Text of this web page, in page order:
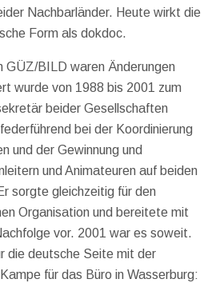
Nachbarländer. Heute wirkt die
Form als dokdoc.
GÜZ/BILD waren Änderungen
wurde von 1988 bis 2001 zum
beider Gesellschaften
bei der Koordinierung
und der Gewinnung und
und Animateuren auf beiden
sorgte gleichzeitig für den
Organisation und bereitete mit
vor. 2001 war es soweit.
die deutsche Seite mit der
für das Büro in Wasserburg: